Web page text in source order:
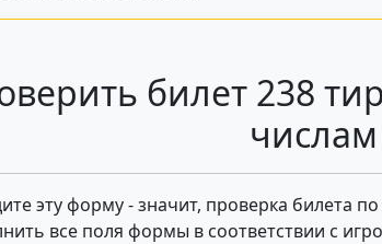
билет 238
эту форму - значит, проверка билета
все поля формы в соответствии с